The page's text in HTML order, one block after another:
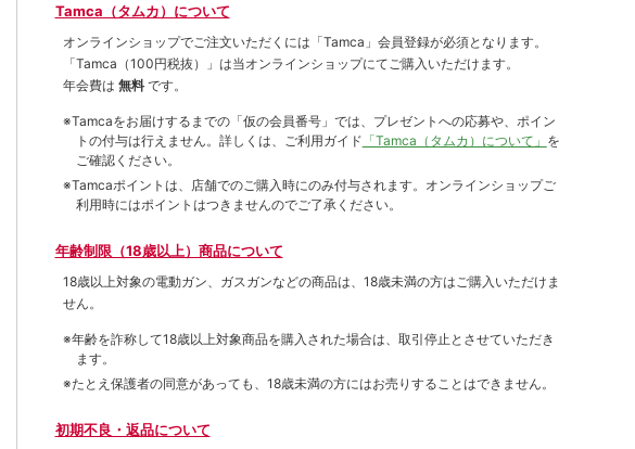
Tamca（タムカ）について
オンラインショップでご注⽂いただくには「Tamca」会員登録が必須となります。
「Tamca （100円税抜）
」は当オンラインショップにてご購⼊いただけます。
年会費は 無料 です。
※Tamcaをお届けするまでの「仮の会員番号」では、プレゼントへの応募や、ポイン
トの付与は⾏えません。詳しくは、ご利⽤ガイド 「Tamca（タムカ）について」 を
ご確認ください。
※Tamcaポイントは、店舗でのご購⼊時にのみ付与されます。オンラインショップご
利用時にはポイントはつきませんのでご了承ください。
年齢制限（18歳以上）商品について
18歳以上対象の電動ガン、ガスガンなどの商品は、18歳未満の方はご購入いただけま
せん。
※年齢を詐称して18歳以上対象商品を購入された場合は、取引停止とさせていただき
ます。
※たとえ保護者の同意があっても、18歳未満の方にはお売りすることはできません。
初期不良・返品について